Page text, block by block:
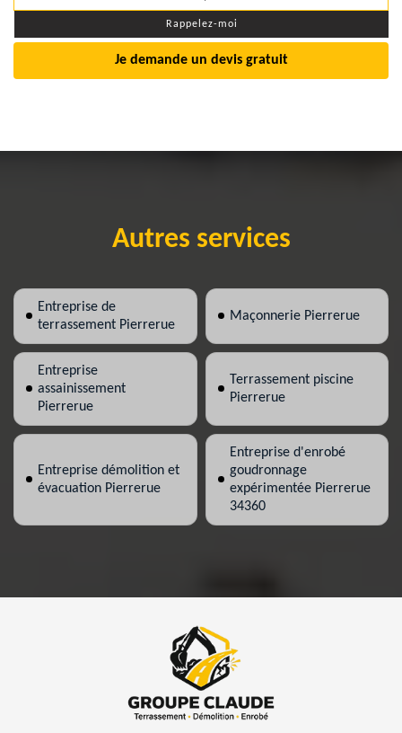
Je demande un devis gratuit
Autres services
Entreprise de
terrassement Pierrerue
Maçonnerie Pierrerue
Entreprise
assainissement
Pierrerue
Terrassement piscine
Pierrerue
Entreprise démolition et
évacuation Pierrerue
Entreprise d'enrobé
goudronnage
expérimentée Pierrerue
34360